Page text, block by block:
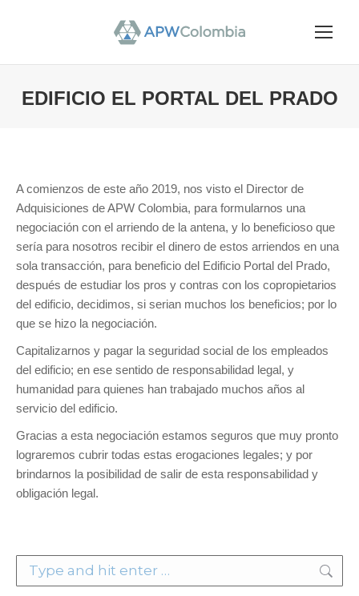
EDIFICIO EL PORTAL DEL PRADO
A comienzos de este año 2019, nos visto el Director de
Adquisiciones de APW Colombia, para formularnos una
negociación con el arriendo de la antena, y lo beneficioso que
sería para nosotros recibir el dinero de estos arriendos en una
sola transacción, para beneficio del Edificio Portal del Prado,
después de estudiar los pros y contras con los copropietarios
del edificio, decidimos, si serian muchos los beneficios; por lo
que se hizo la negociación.
Capitalizarnos y pagar la seguridad social de los empleados
del edificio; en ese sentido de responsabilidad legal, y
humanidad para quienes han trabajado muchos años al
servicio del edificio.
Gracias a esta negociación estamos seguros que muy pronto
lograremos cubrir todas estas erogaciones legales; y por
brindarnos la posibilidad de salir de esta responsabilidad y
obligación legal.
Search: